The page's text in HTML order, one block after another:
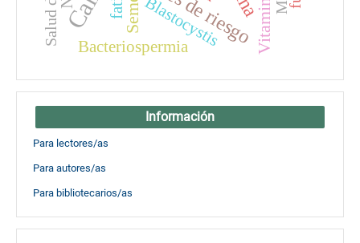
Blastocystis
Bacteriospermia
Información
Para lectores/as
Para autores/as
Para bibliotecarios/as